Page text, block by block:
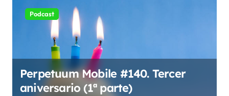
Podcast
Perpetuum Mobile #140. Tercer
aniversario (1ª parte)